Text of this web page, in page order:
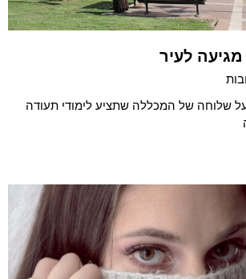
לעיר
שלוחה של המכללה שתציע לימודי תעודה